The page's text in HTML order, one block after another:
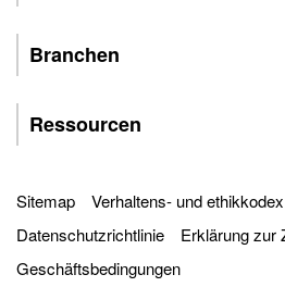
Branchen
Ressourcen
Sitemap Verhaltens- und ethikkodex
Datenschutzrichtlinie
Erklärung zur
Geschäftsbedingungen